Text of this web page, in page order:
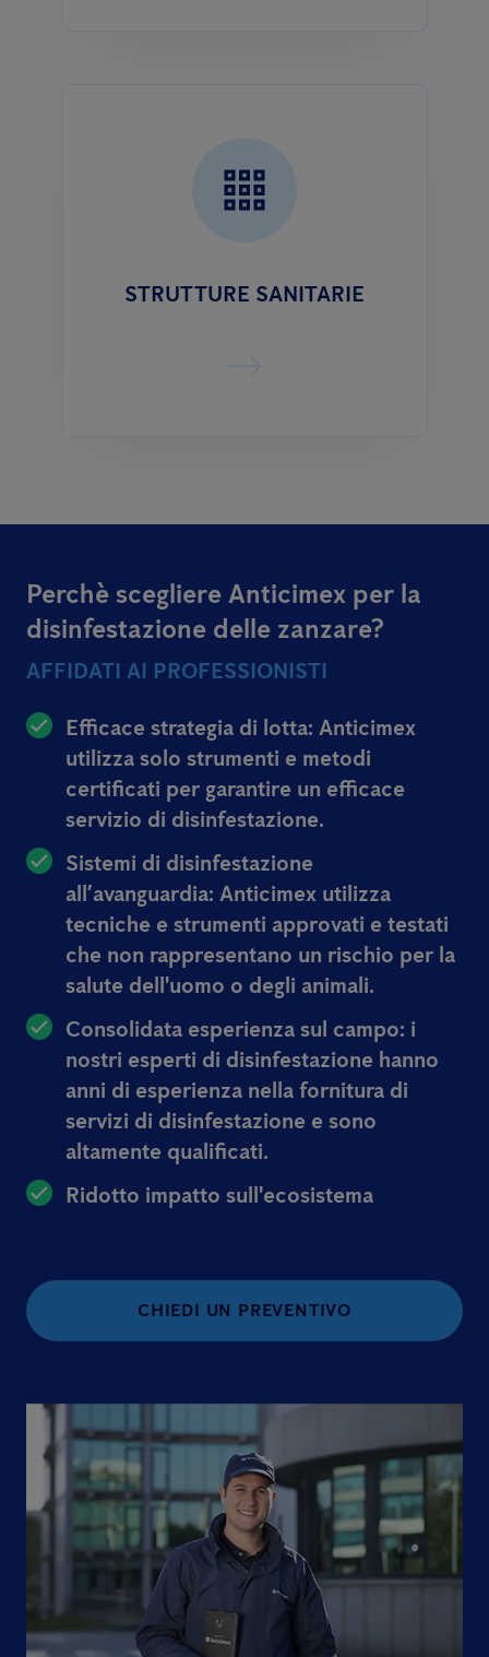
STRUTTURE SANITARIE
Perchè scegliere Anticimex per la
disinfestazione delle zanzare?
AFFIDATI AI PROFESSIONISTI
Efficace strategia di lotta: Anticimex
utilizza solo strumenti e metodi
certificati per garantire un efficace
servizio di disinfestazione.
Sistemi di disinfestazione
all’avanguardia: Anticimex utilizza
tecniche e strumenti approvati e testati
che non rappresentano un rischio per la
salute dell'uomo o degli animali.
Consolidata esperienza sul campo: i
nostri esperti di disinfestazione hanno
anni di esperienza nella fornitura di
servizi di disinfestazione e sono
altamente qualificati.
Ridotto impatto sull'ecosistema
CHIEDI UN PREVENTIVO